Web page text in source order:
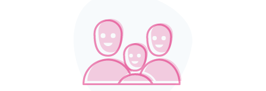
L'ENTREPRISE
+ D'INFOS